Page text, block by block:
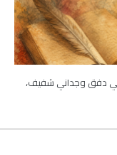
دفق وجداني شفيف،